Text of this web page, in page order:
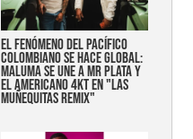
EL FENÓMENO DEL PACÍFICO
COLOMBIANO SE HACE GLOBAL:
MALUMA SE UNE A MR PLATA Y
EL AMERICANO 4KT EN "LAS
MUÑEQUITAS REMIX"